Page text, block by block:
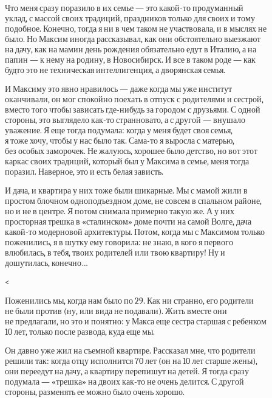
Что меня сразу поразило в их семье — это какой-то продуманный
уклад, с массой своих традиций, праздников только для своих и тому
подобное. Конечно, тогда я ни в чем таком не участвовала, и в мыслях не
было. Но Максим иногда рассказывал, как они обстоятельно выезжают
на дачу, как на мамин день рождения обязательно едут в Италию, а на
папин — к нему на родину, в Новосибирск. И все в таком роде — как
будто это не техническая интеллигенция, а дворянская семья.
И Максиму это явно нравилось — даже когда мы уже институт
оканчивали, он мог спокойно поехать в отпуск с родителями и сестрой,
вместо того чтобы зависать где-нибудь за городом с друзьями. С одной
стороны, это выглядело как-то странновато, а с другой — внушало
уважение. Я еще тогда подумала: когда у меня будет своя семья,
я тоже хочу, чтобы у нас было так. Сама-то я выросла с матерью,
без особых заморочек. Не жалуюсь, хорошее было детство, но вот этот
каркас своих традиций, который был у Максима в семье, меня тогда
поразил. Наверное, это и есть белая зависть.
И дача, и квартира у них тоже были шикарные. Мы с мамой жили в
простом блочном одноподъездном доме, не совсем в спальном районе,
но и не в центре. Я потом снимала примерно такую же. А у них
просторная трешка в «сталинском» доме почти на самой Волге, дача
какой-то модерновой архитектуры. Потом, когда мы с Максимом только
поженились, я в шутку ему говорила: не знаю, в кого я первого
влюбилась, в тебя, твоих родителей или твою квартиру! Ну и
дошутилась, конечно…
<
Поженились мы, когда нам было по 29. Как ни странно, его родители
не были против (ну, или вида не подавали). Жить вместе они
не предлагали, но это и понятно: у Макса еще сестра старшая с ребенком
10 лет, только после развода, куда еще мы.
Он давно уже жил на съемной квартире. Рассказал мне, что родители
решили так: когда отцу исполнится 70 лет (он на 10 лет старше жены),
они переедут на дачу, а квартиру перепишут на детей. Я тогда сразу
подумала — «трешка» на двоих как-то не очень делится. С другой
стороны, разменять ее можно было очень хорошо.